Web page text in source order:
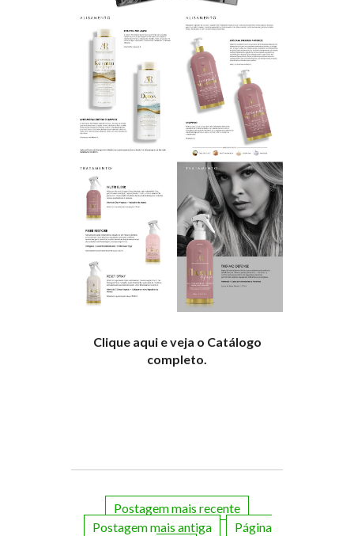
Clique aqui e veja o Catálogo
completo.
Postagem mais recente
Postagem mais antiga
Página